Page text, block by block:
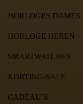
HORLOGES DAMES
HORLOGE HEREN
SMARTWATCHES
KORTING-SALE
CADEAU’S